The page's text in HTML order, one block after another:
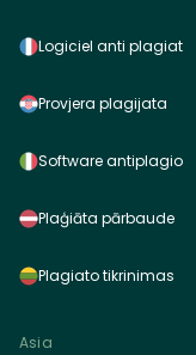
Logiciel anti plagiat
Provjera plagijata
Software antiplagio
Plaģiāta pārbaude
Plagiato tikrinimas
Asia